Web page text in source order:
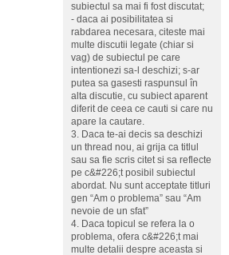
subiectul sa mai fi fost discutat;
- daca ai posibilitatea si
rabdarea necesara, citeste mai
multe discutii legate (chiar si
vag) de subiectul pe care
intentionezi sa-l deschizi; s-ar
putea sa gasesti raspunsul în
alta discutie, cu subiect aparent
diferit de ceea ce cauti si care nu
apare la cautare.
3. Daca te-ai decis sa deschizi
un thread nou, ai grija ca titlul
sau sa fie scris citet si sa reflecte
pe c&#226;t posibil subiectul
abordat. Nu sunt acceptate titluri
gen “Am o problema” sau “Am
nevoie de un sfat”
4. Daca topicul se refera la o
problema, ofera c&#226;t mai
multe detalii despre aceasta si